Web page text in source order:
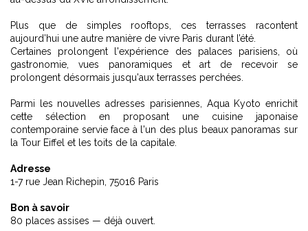
Plus que de simples rooftops, ces terrasses racontent
aujourd’hui une autre manière de vivre Paris durant l’été.
Certaines prolongent l'expérience des palaces parisiens , où
gastronomie, vues panoramiques et art de recevoir se
prolongent désormais jusqu'aux terrasses perchées.
Parmi les nouvelles adresses parisiennes, Aqua Kyoto enrichit
cette sélection en proposant une cuisine japonaise
contemporaine servie face à l'un des plus beaux panoramas sur
la Tour Eiffel et les toits de la capitale.
Adresse
1-7 rue Jean Richepin, 75016 Paris
Bon à savoir
80 places assises — déjà ouvert.